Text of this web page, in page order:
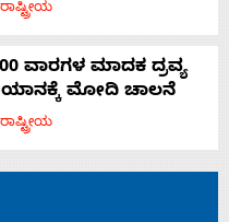
ರಾಷ್ಟ್ರೀಯ
ವಾರಗಳ ಮಾದಕ ದ್ರವ್ಯ
ಮೋದಿ ಚಾಲನೆ
ರಾಷ್ಟ್ರೀಯ